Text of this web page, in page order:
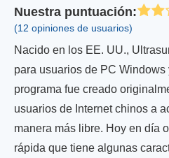
Nuestra puntuación:
(12 opiniones de usuarios)
Nacido en los EE. UU.,
para usuarios de PC Windows
programa fue creado
usuarios de Internet chinos a
manera más libre. Hoy en día
rápida que tiene algunas